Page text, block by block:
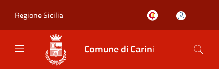
Regione Sicilia
Comune di Carini